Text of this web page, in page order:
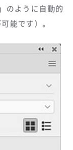
のように自動的
能です）。